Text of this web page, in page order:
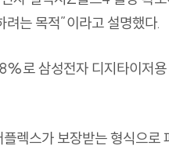
려는 목적”이라고 설명했다.
로 삼성전자 디지타이저용
렉스가 보장받는 형식으로